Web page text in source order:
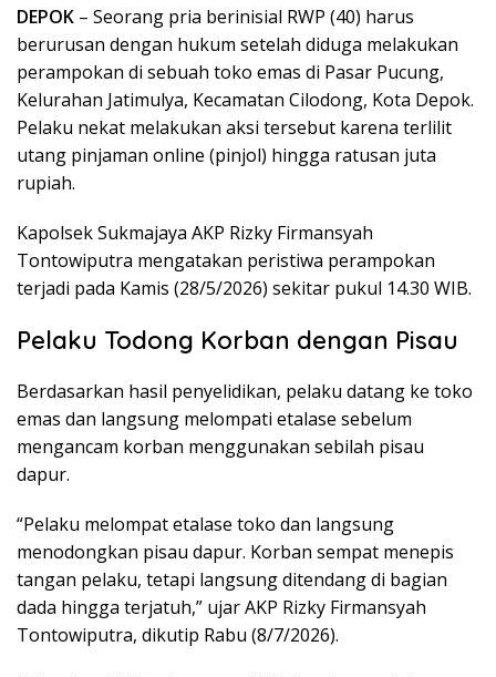
DEPOK – Seorang pria berinisial RWP (40) harus
berurusan dengan hukum setelah diduga melakukan
perampokan di sebuah toko emas di Pasar Pucung,
Kelurahan Jatimulya, Kecamatan Cilodong, Kota Depok.
Pelaku nekat melakukan aksi tersebut karena terlilit
utang pinjaman online (pinjol) hingga ratusan juta
rupiah.
Kapolsek Sukmajaya AKP Rizky Firmansyah
Tontowiputra mengatakan peristiwa perampokan
terjadi pada Kamis (28/5/2026) sekitar pukul 14.30 WIB.
Pelaku Todong Korban dengan Pisau
Berdasarkan hasil penyelidikan, pelaku datang ke toko
emas dan langsung melompati etalase sebelum
mengancam korban menggunakan sebilah pisau
dapur.
“Pelaku melompat etalase toko dan langsung
menodongkan pisau dapur. Korban sempat menepis
tangan pelaku, tetapi langsung ditendang di bagian
dada hingga terjatuh,” ujar AKP Rizky Firmansyah
Tontowiputra, dikutip Rabu (8/7/2026).